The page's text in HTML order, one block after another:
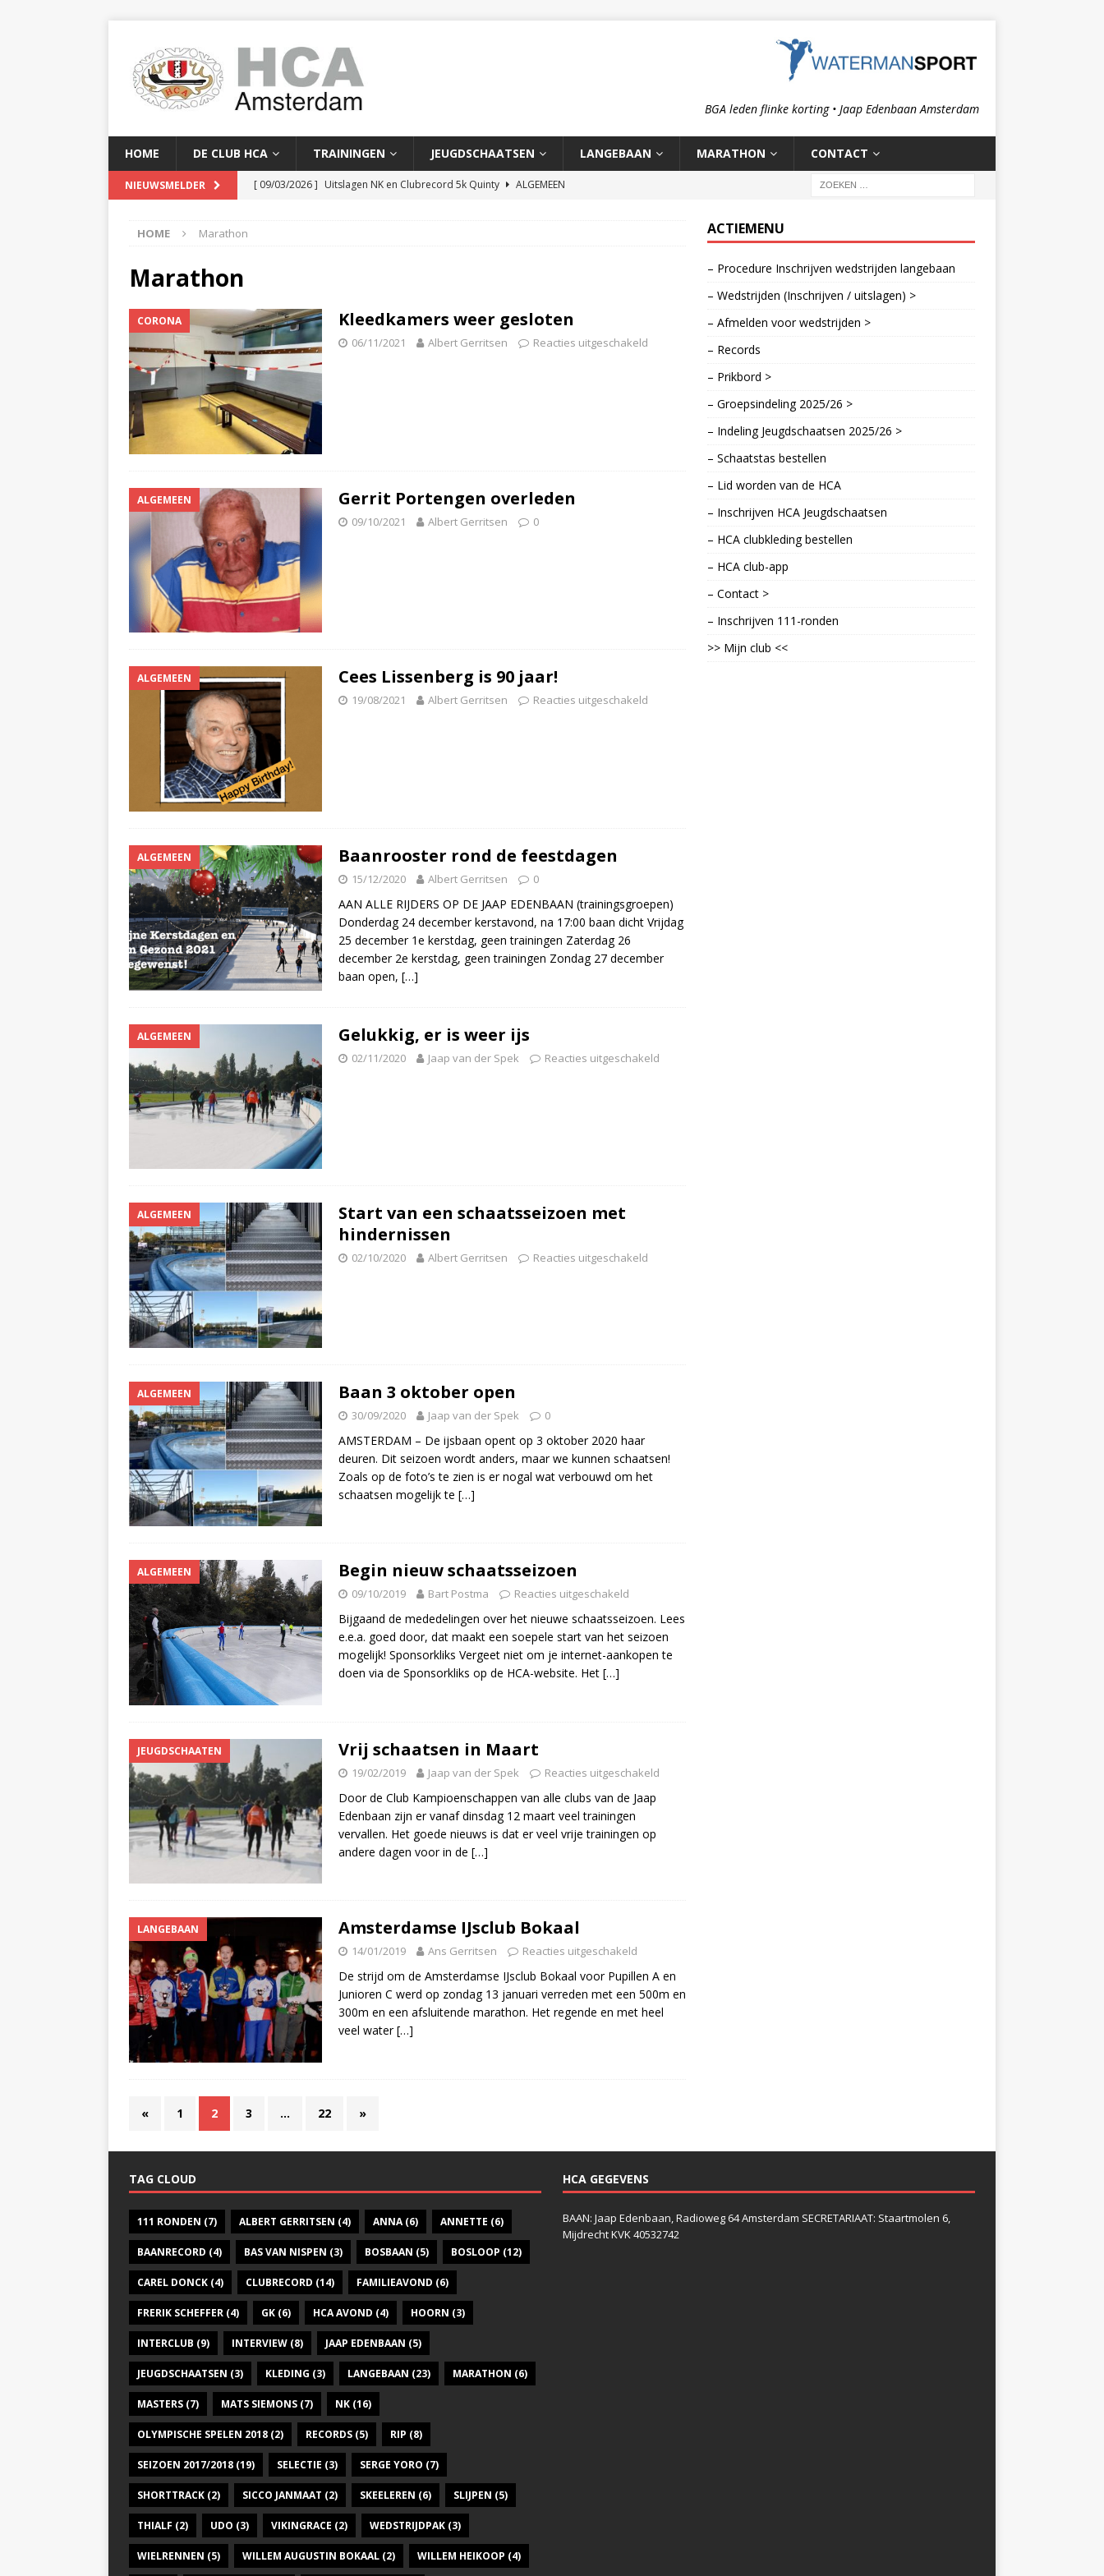
BGA leden flinke korting • Jaap Edenbaan Amsterdam
HOME DE CLUB HCA TRAININGEN JEUGDSCHAATSEN LANGEBAAN MARATHON CONTACT
NIEUWSMELDER [ 09/03/2026 ] Uitslagen NK en Clubrecord 5k Quinty
ALGEMEEN
HOME Marathon
Marathon
CORONA Kleedkamers weer gesloten
06/11/2021 Albert Gerritsen Reacties uitgeschakeld
ALGEMEEN Gerrit Portengen overleden
09/10/2021 Albert Gerritsen 0
ALGEMEEN Cees Lissenberg is 90 jaar!
19/08/2021 Albert Gerritsen Reacties uitgeschakeld
ALGEMEEN Baanrooster rond de feestdagen
15/12/2020 Albert Gerritsen 0
AAN ALLE RIJDERS OP DE JAAP EDENBAAN (trainingsgroepen)
Donderdag 24 december kerstavond, na 17:00 baan dicht Vrijdag
25 december 1e kerstdag, geen trainingen Zaterdag 26
december 2e kerstdag, geen trainingen Zondag 27 december
baan open, […]
ALGEMEEN Gelukkig, er is weer ijs
02/11/2020 Jaap van der Spek Reacties uitgeschakeld
ALGEMEEN
Start van een schaatsseizoen met
hindernissen
02/10/2020 Albert Gerritsen Reacties uitgeschakeld
ALGEMEEN Baan 3 oktober open
30/09/2020 Jaap van der Spek 0
AMSTERDAM – De ijsbaan opent op 3 oktober 2020 haar
deuren. Dit seizoen wordt anders, maar we kunnen schaatsen!
Zoals op de foto’s te zien is er nogal wat verbouwd om het
schaatsen mogelijk te […]
ALGEMEEN Begin nieuw schaatsseizoen
09/10/2019 Bart Postma Reacties uitgeschakeld
Bijgaand de mededelingen over het nieuwe schaatsseizoen. Lees
e.e.a. goed door, dat maakt een soepele start van het seizoen
mogelijk! Sponsorkliks Vergeet niet om je internet-aankopen te
doen via de Sponsorkliks op de HCA-website. Het […]
JEUGDSCHAATEN Vrij schaatsen in Maart
19/02/2019 Jaap van der Spek Reacties uitgeschakeld
Door de Club Kampioenschappen van alle clubs van de Jaap
Edenbaan zijn er vanaf dinsdag 12 maart veel trainingen
vervallen. Het goede nieuws is dat er veel vrije trainingen op
andere dagen voor in de […]
LANGEBAAN Amsterdamse IJsclub Bokaal
14/01/2019 Ans Gerritsen Reacties uitgeschakeld
De strijd om de Amsterdamse IJsclub Bokaal voor Pupillen A en
Junioren C werd op zondag 13 januari verreden met een 500m en
300m en een afsluitende marathon. Het regende en met heel
veel water[…]
« 1 2 3 … 22 »
ACTIEMENU
– Procedure Inschrijven wedstrijden langebaan
– Wedstrijden (Inschrijven / uitslagen) >
– Afmelden voor wedstrijden >
– Records
– Prikbord >
– Groepsindeling 2025/26 >
– Indeling Jeugdschaatsen 2025/26 >
– Schaatstas bestellen
– Lid worden van de HCA
– Inschrijven HCA Jeugdschaatsen
– HCA clubkleding bestellen
– HCA club-app
– Contact >
– Inschrijven 111-ronden
>> Mijn club <<
TAG CLOUD
111 RONDEN (7) ALBERT GERRITSEN (4) ANNA(6) ANNETTE (6)
BAANRECORD (4) BAS VAN NISPEN (3) BOSBAAN (5) BOSLOOP (12)
CAREL DONCK (4) CLUBRECORD (14) FAMILIEAVOND (6)
FRERIK SCHEFFER (4) GK (6) HCA AVOND (4) HOORN (3)
INTERCLUB (9) INTERVIEW (8) JAAP EDENBAAN (5)
JEUGDSCHAATSEN (3) KLEDING (3) LANGEBAAN (23) MARATHON (6)
MASTERS (7) MATS SIEMONS (7) NK (16)
OLYMPISCHE SPELEN 2018 (2) RECORDS (5) RIP (8)
SEIZOEN 2017/2018 (19) SELECTIE (3) SERGE YORO (7)
SHORTTRACK (2) SICCO JANMAAT (2) SKEELEREN (6) SLIJPEN (5)
THIALF (2) UDO (3) VIKINGRACE (2) WEDSTRIJDPAK (3)
WIELRENNEN (5) WILLEM AUGUSTIN BOKAAL (2) WILLEM HEIKOOP (4)
HCA GEGEVENS
BAAN: Jaap Edenbaan, Radioweg 64 Amsterdam SECRETARIAAT: Staartmolen 6,
Mijdrecht KVK 40532742